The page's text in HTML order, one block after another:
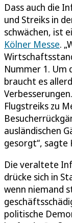
Dass auch die
und Streiks in
schwächen, ist
Kölner Messe.
Nummer 1. Um
braucht es
Flugstreiks zu
ausländischen
gesorgt“, sagte
Die veraltete
drücke sich in
wenn niemand
politische